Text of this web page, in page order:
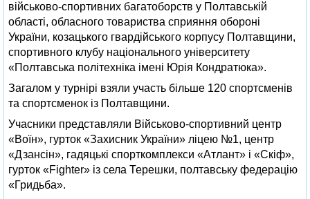
військово-спортивних багатоборств у Полтавській
області, обласного товариства сприяння обороні
України, козацького гвардійського корпусу Полтавщини,
спортивного клубу національного університету
«Полтавська політехніка імені Юрія Кондратюка».
Загалом у турнірі взяли участь більше 120 спортсменів
та спортсменок із Полтавщини.
Учасники представляли Військово-спортивний центр
«Воїн», гурток «Захисник України» ліцею №1, центр
«Дзансін», гадяцькі спорткомплекси «Атлант» і «Скіф»,
гурток «Fighter» із села Терешки, полтавську федерацію
«Гридьба».